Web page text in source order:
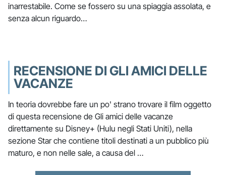
inarrestabile. Come se fossero su una spiaggia assolata, e
senza alcun riguardo…
RECENSIONE DI GLI AMICI DELLE
VACANZE
In teoria dovrebbe fare un po' strano trovare il film oggetto
di questa recensione de Gli amici delle vacanze
direttamente su Disney+ (Hulu negli Stati Uniti), nella
sezione Star che contiene titoli destinati a un pubblico più
maturo, e non nelle sale, a causa del …